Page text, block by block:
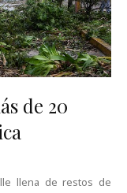
de 20
llena de restos de